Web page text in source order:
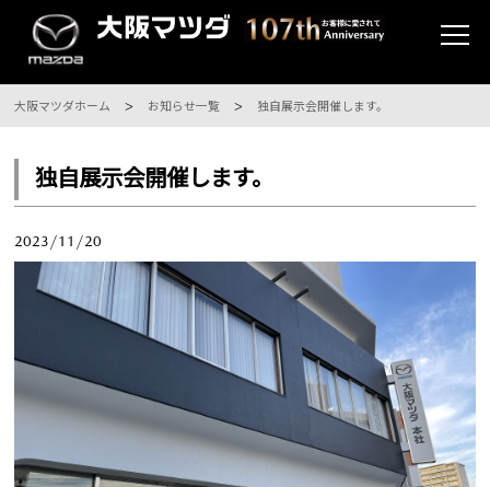
大阪マツダホーム お知らせ一覧 独自展示会開催します。
独自展示会開催します。
2023/11/20